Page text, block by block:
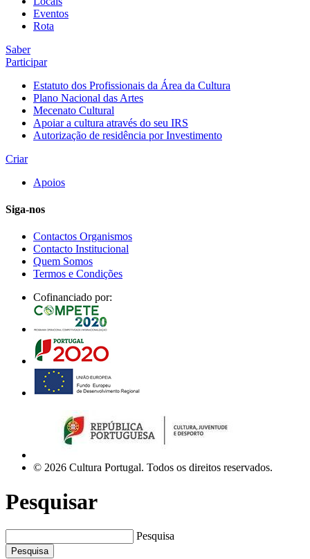
Eventos
Rota
Saber
Participar
Estatuto dos Profissionais da Área da Cultura
Plano Nacional das Artes
Mecenato Cultural
Apoiar a cultura através do seu IRS
Autorização de residência por Investimento
Criar
Apoios
Siga-nos
Contactos Organismos
Contacto Institucional
Quem Somos
Termos e Condições
Cofinanciado por:
© 2026 Cultura Portugal. Todos os direitos reservados.
Pesquisar
Pesquisa
Pesquisa